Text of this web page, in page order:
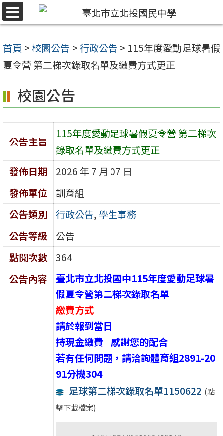
跳
至
主
要
容
區
首頁 >校園公告 >行政公告 > 115年度愛動足球暑假
夏令營 第二梯次錄取名單及繳費方式更正
校園公告
公告主旨
115年度愛動足球暑假夏令營 第二梯次
錄取名單及繳費方式更正
發佈日期
2026 年 7 月 07 日
發佈單位
訓育組
公告類別
行政公告, 學生事務
公告等級
公告
點閱次數
364
公告內容
臺北市立北投國中115年度愛動足球暑
假夏令營第二梯次錄取名單
繳費方式
請於報到當日
持現金繳費 感謝您的配合
若有任何問題，請洽詢體育組2891-20
91分機304
足球第二梯次錄取名單1150622 (點
擊下載檔案)
選
單